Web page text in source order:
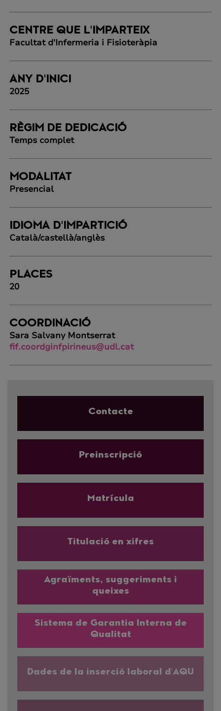
CENTRE QUE L'IMPARTEIX
Facultat d'Infermeria i Fisioteràpia
ANY D'INICI
2025
RÈGIM DE DEDICACIÓ
Temps complet
MODALITAT
Presencial
IDIOMA D'IMPARTICIÓ
Català/castellà/anglès
PLACES
20
COORDINACIÓ
Sara Salvany Montserrat
fif.coordginfpirineus@udl.cat
Contacte
Preinscripció
Matrícula
Titulació en xifres
Agraïments, suggeriments i
queixes
Sistema de Garantia Interna de
Qualitat
Dades de la inserció laboral d'AQU